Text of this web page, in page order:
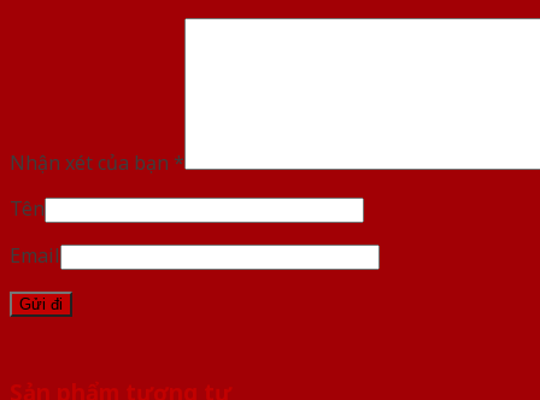
Nhận xét của bạn *
Tên
Email
Sản phẩm tương tự